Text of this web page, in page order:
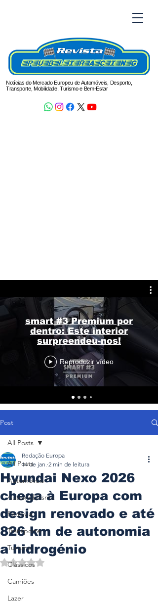
Notícias do Mercado Europeu de Automóveis, Desporto,
Transporte, Mobilidade, Turismo e Bem-Estar
smart #3 Premium por
dentro: Este interior
surpreendeu-nos!
Reproduzir vídeo
Post
All Posts
Automóveis
Automobilismo
Ferrovia
Transporte
Turismo
Clássicos
Camiões
Lazer
All Posts
Hyundai Nexo 2026
chega à Europa com
design renovado e até
826 km de autonomia
a hidrogénio
Redação Europa
14 de jan. 2 min de leitura
Avaliado com NaN de 5 estrelas.